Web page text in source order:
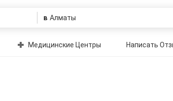
в
Медицинские Центры Написать